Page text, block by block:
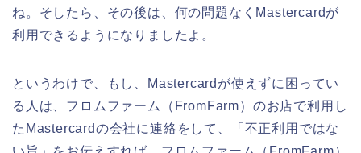
ね。そしたら、その後は、何の問題なくMastercardが
利用できるようになりましたよ。
というわけで、もし、Mastercardが使えずに困ってい
る人は、フロムファーム（FromFarm）のお店で利用し
たMastercardの会社に連絡をして、「不正利用ではな